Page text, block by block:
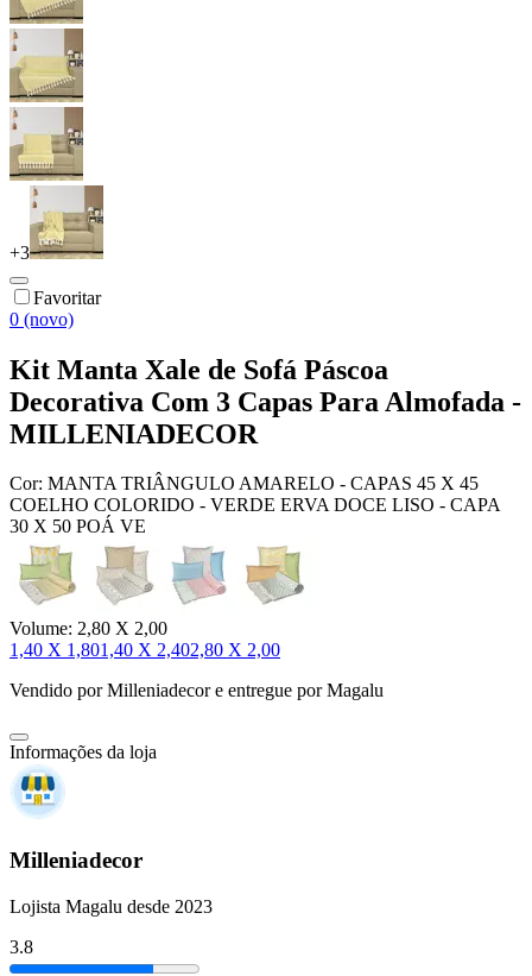
+3
Favoritar
0 (novo)
Kit Manta Xale de Sofá Páscoa
Decorativa Com 3 Capas Para Almofada -
MILLENIADECOR
Cor: MANTA TRIÂNGULO AMARELO - CAPAS 45 X 45
COELHO COLORIDO - VERDE ERVA DOCE LISO - CAPA
30 X 50 POÁ VE
Volume: 2,80 X 2,00
1,40 X 1,801,40 X 2,402,80 X 2,00
Vendido porMilleniadecore entregue por Magalu
Informações da loja
Milleniadecor
Lojista Magalu desde 2023
3.8